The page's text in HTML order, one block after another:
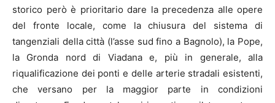
storico però è prioritario dare la precedenza alle opere
del fronte locale, come la chiusura del sistema di
tangenziali della città (l’asse sud fino a Bagnolo), la Pope,
la Gronda nord di Viadana e, più in generale, alla
riqualificazione dei ponti e delle arterie stradali esistenti,
che versano per la maggior parte in condizioni